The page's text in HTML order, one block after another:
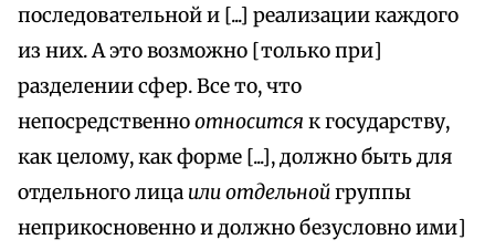
последовательной и [...] реализации каждого
из них. А это возможно [только при]
разделении сфер. Все то, что
непосредственноотносится к государству,
как целому, как форме [...], должно быть для
отдельного лица или отдельнойгруппы
неприкосновенно и должно безусловно ими]